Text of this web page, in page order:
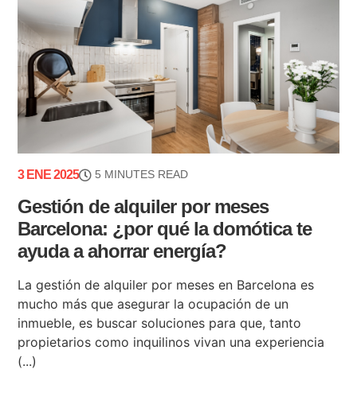
3 ENE 2025 5 MINUTES READ
Gestión de alquiler por meses
Barcelona: ¿por qué la domótica te
ayuda a ahorrar energía?
La gestión de alquiler por meses en Barcelona es
mucho más que asegurar la ocupación de un
inmueble, es buscar soluciones para que, tanto
propietarios como inquilinos vivan una experiencia
(...)